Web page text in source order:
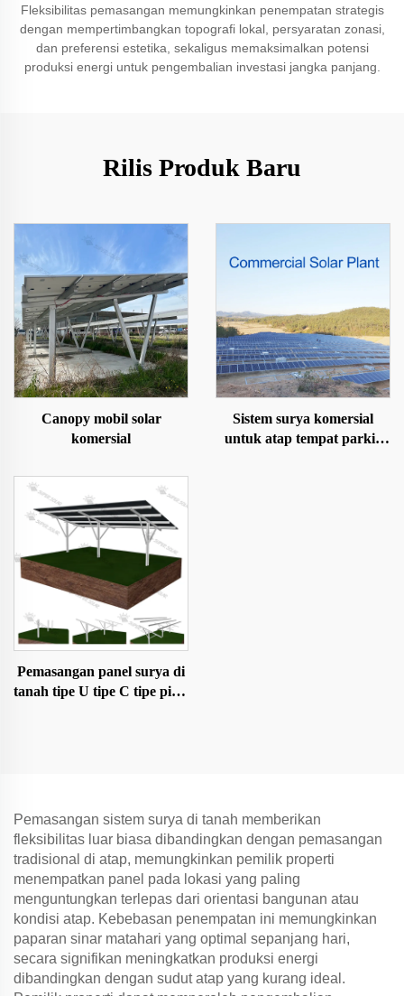
Fleksibilitas pemasangan memungkinkan penempatan strategis
dengan mempertimbangkan topografi lokal, persyaratan zonasi,
dan preferensi estetika, sekaligus memaksimalkan potensi
produksi energi untuk pengembalian investasi jangka panjang.
Rilis Produk Baru
Canopy mobil solar
komersial
Sistem surya komersial
untuk atap tempat parkir
Pemasangan panel surya di
tanah tipe U tipe C tipe pilar
Pemasangan sistem surya di tanah memberikan
fleksibilitas luar biasa dibandingkan dengan pemasangan
tradisional di atap, memungkinkan pemilik properti
menempatkan panel pada lokasi yang paling
menguntungkan terlepas dari orientasi bangunan atau
kondisi atap. Kebebasan penempatan ini memungkinkan
paparan sinar matahari yang optimal sepanjang hari,
secara signifikan meningkatkan produksi energi
dibandingkan dengan sudut atap yang kurang ideal.